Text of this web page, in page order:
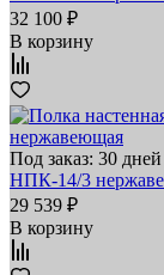
32 100 ₽
В корзину
Под заказ: 30 дней
НПК-14/3
29 539 ₽
В корзину